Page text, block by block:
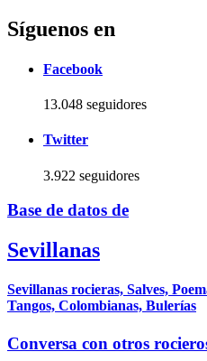
Síguenos en
Facebook
13.048 seguidores
Twitter
3.922 seguidores
Base de datos de
Sevillanas
Sevillanas rocieras, Salves,
Tangos, Colombianas, Bulerías
Conversa con otros